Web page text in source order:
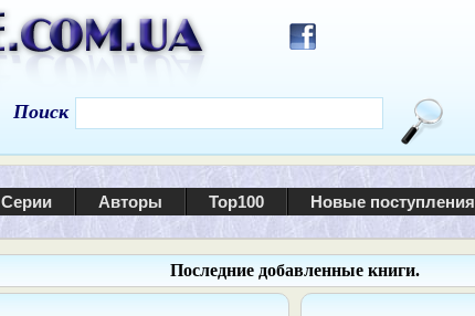
Поиск
Серии Авторы Top100 Новые поступления
Последние добавленные книги.